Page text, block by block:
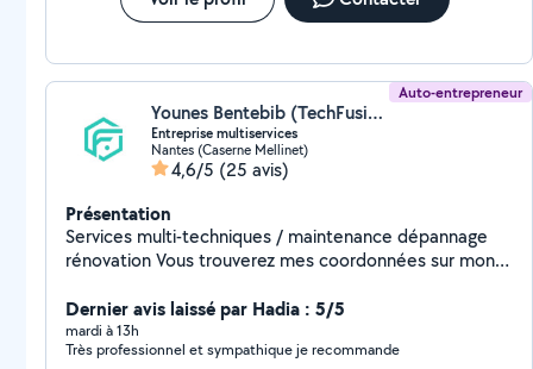
regarder dans le premier avis que j'ai sur mon profil et
Auto-entrepreneur
Younes Bentebib (TechFusion)
Entreprise multiservices
Nantes (Caserne Mellinet)
4,6/5 (25 avis)
Présentation
Services multi-techniques / maintenance dépannage
rénovation Vous trouverez mes coordonnées sur mon
Techfusion,fr O6 95 98 65 2O - électricité - plomberie -
entretien de piscine - Installation de caméra Réservez
votre intervention en quelques clics ! Site : techfusion,fr
Dernier avis laissé par Hadia : 5/5
mardi à 13h
Très professionnel et sympathique je recommande